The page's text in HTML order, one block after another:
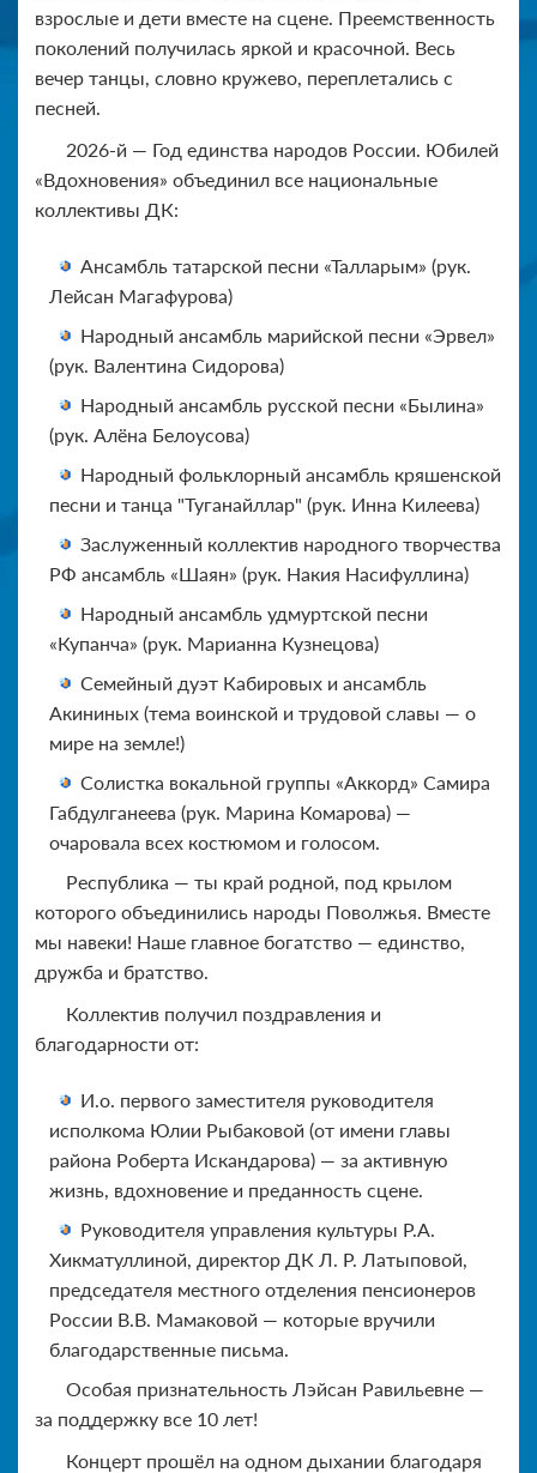
взрослые и дети вместе на сцене. Преемственность
поколений получилась яркой и красочной. Весь
вечер танцы, словно кружево, переплетались с
песней.
2026-й — Год единства народов России. Юбилей
«Вдохновения» объединил все национальные
коллективы ДК:
Ансамбль татарской песни «Талларым» (рук.
Лейсан Магафурова)
Народный ансамбль марийской песни «Эрвел»
(рук. Валентина Сидорова)
Народный ансамбль русской песни «Былина»
(рук. Алёна Белоусова)
Народный фольклорный ансамбль кряшенской
песни и танца "Туганайллар" (рук. Инна Килеева)
Заслуженный коллектив народного творчества
РФ ансамбль «Шаян» (рук. Накия Насифуллина)
Народный ансамбль удмуртской песни
«Купанча» (рук. Марианна Кузнецова)
Семейный дуэт Кабировых и ансамбль
Акининых (тема воинской и трудовой славы — о
мире на земле!)
Солистка вокальной группы «Аккорд» Самира
Габдулганеева (рук. Марина Комарова) —
очаровала всех костюмом и голосом.
Республика — ты край родной, под крылом
которого объединились народы Поволжья. Вместе
мы навеки! Наше главное богатство — единство,
дружба и братство.
Коллектив получил поздравления и
благодарности от:
И.о. первого заместителя руководителя
исполкома Юлии Рыбаковой (от имени главы
района Роберта Искандарова) — за активную
жизнь, вдохновение и преданность сцене.
Руководителя управления культуры Р.А.
Хикматуллиной, директор ДК Л. Р. Латыповой,
председателя местного отделения пенсионеров
России В.В. Мамаковой — которые вручили
благодарственные письма.
Особая признательность Лэйсан Равильевне —
за поддержку все 10 лет!
Концерт прошёл на одном дыхании благодаря